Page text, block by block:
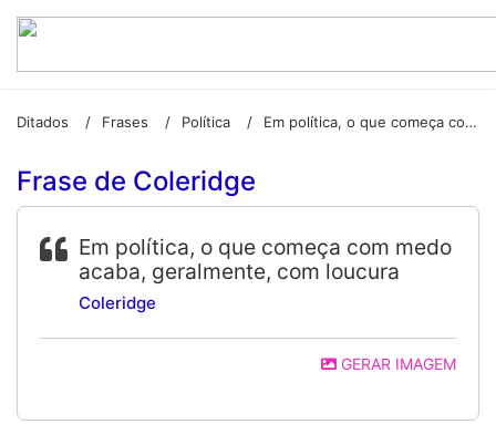
Ditados / Frases / Política / Em política, o que começa com medo acaba, geralmente, com loucura
Frase de Coleridge
Em política, o que começa com medo
acaba, geralmente, com loucura
Coleridge
GERAR IMAGEM